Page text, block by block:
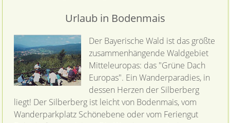
Urlaub in Bodenmais
Der Bayerische Wald ist das größte
zusammenhängende Waldgebiet
Mitteleuropas: das "Grüne Dach
Europas". Ein Wanderparadies, in
dessen Herzen der Silberberg
liegt! Der Silberberg ist leicht von Bodenmais, vom
Wanderparkplatz Schönebene oder vom Feriengut